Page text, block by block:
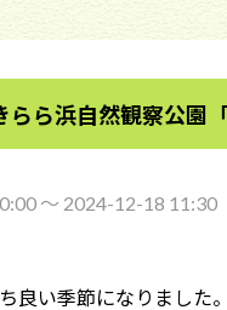
らら浜自然観察公園
〜 2024-12-18 11:30
良い季節になりました。